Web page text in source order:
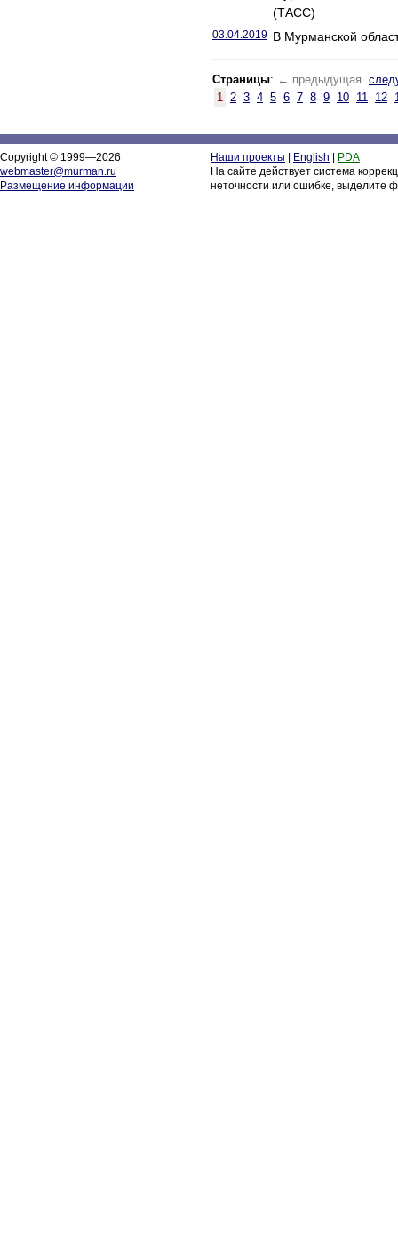
(ТАСС)
03.04.2019 В Мурманской
Страницы: ← предыдущая
1 2 3 4 5 6 7 8 9 10 11 12
Copyright © 1999—2026
webmaster@murman.ru
Размещение информации
Наши проекты English
PDA
На сайте действует система
неточности или ошибке, выделите